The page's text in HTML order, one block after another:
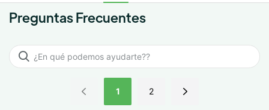
Preguntas Frecuentes
1 2